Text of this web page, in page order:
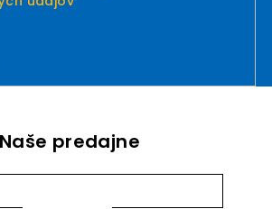
Naše predajne